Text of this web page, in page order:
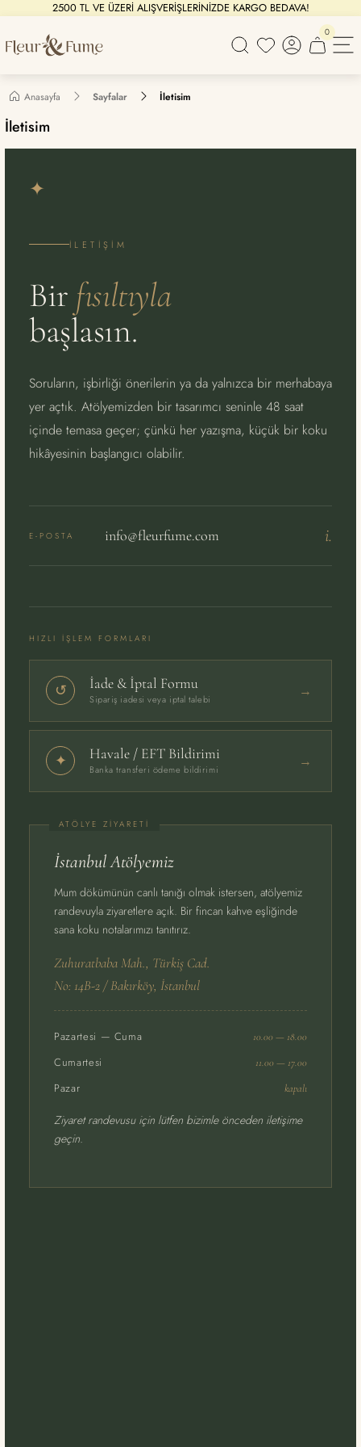
2500 TL VE ÜZERİ ALIŞVERİŞLERİNİZDE KARGO BEDAVA!
0
Anasayfa Sayfalar İletisim
İletisim
İLETIŞIM
Bir fısıltıyla
başlasın.
Soruların, işbirliği önerilerin ya da yalnızca bir merhabaya
yer açtık. Atölyemizden bir tasarımcı seninle 48 saat
içinde temasa geçer; çünkü her yazışma, küçük bir koku
hikâyesinin başlangıcı olabilir.
E-POSTA info@fleurfume.com i.
HIZLI İŞLEM FORMLARI
↺ İade & İptal Formu
Sipariş iadesi veya iptal talebi →
✦ Havale / EFT Bildirimi
Banka transferi ödeme bildirimi →
İstanbul Atölyemiz
Mum dökümünün canlı tanığı olmak istersen, atölyemiz
randevuyla ziyaretlere açık. Bir fincan kahve eşliğinde
sana koku notalarımızı tanıtırız.
Zuhuratbaba Mah., Türkiş Cad.
No: 14B-2 / Bakırköy, İstanbul
Pazartesi — Cuma 10.00 — 18.00
Cumartesi 11.00 — 17.00
Pazar kapalı
Ziyaret randevusu için lütfen bizimle önceden iletişime
geçin.